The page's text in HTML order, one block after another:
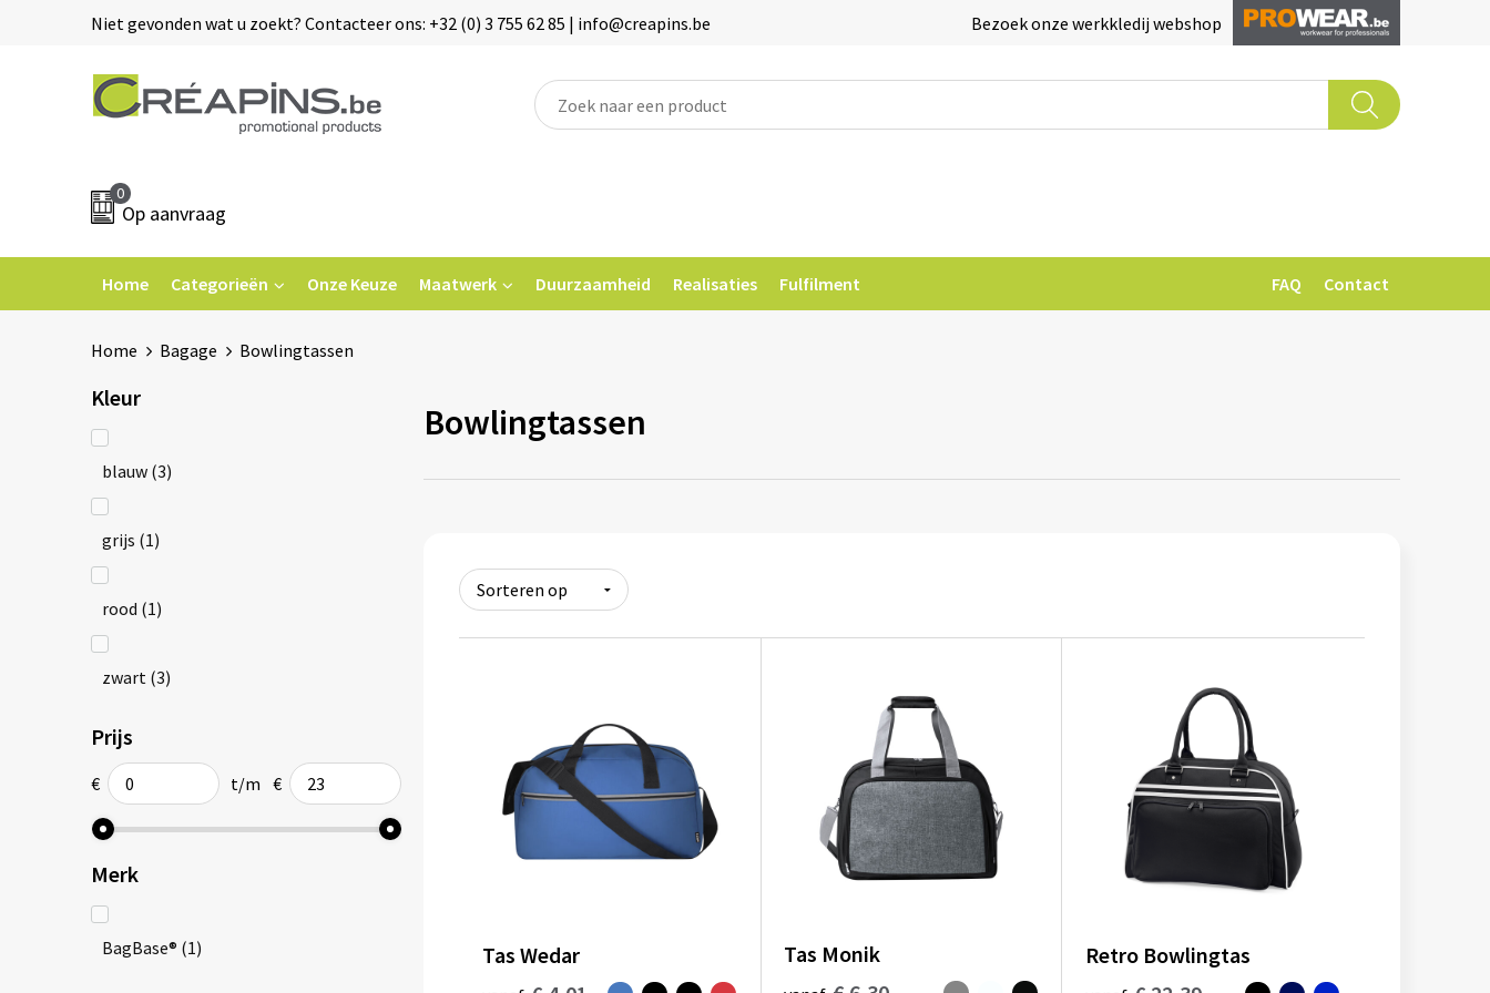
Niet gevonden wat u zoekt? Contacteer ons: +32 (0) 3 755 62 85 | info@creapins.be Bezoek onze werkkledij webshop
0
Op aanvraag
Home Categorieën Onze Keuze Maatwerk Duurzaamheid Realisaties Fulfilment FAQ Contact
Home Bagage Bowlingtassen
Kleur
blauw (3)
grijs (1)
rood (1)
zwart (3)
Prijs
€ t/m €
Merk
BagBase® (1)
Bowlingtassen
Tas Wedar Tas Monik Retro Bowlingtas